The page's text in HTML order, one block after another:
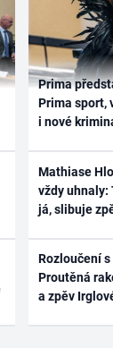
Prima
Prima sport,
i nové
Mathiase
vždy
já, slibuje
Rozloučení
Proutěná
a zpěv